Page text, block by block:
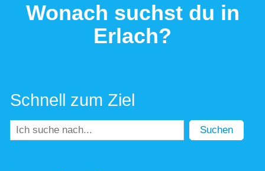
Wonach suchst du in
Erlach?
Schnell zum Ziel
Suchen